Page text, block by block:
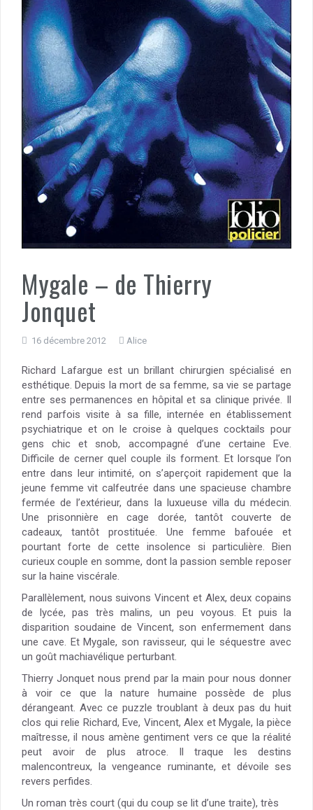
Mygale – de Thierry
Jonquet
16 décembre 2012 Alice
Richard Lafargue est un brillant chirurgien spécialisé en
esthétique. Depuis la mort de sa femme, sa vie se partage
entre ses permanences en hôpital et sa clinique privée. Il
rend parfois visite à sa fille, internée en établissement
psychiatrique et on le croise à quelques cocktails pour
gens chic et snob, accompagné d’une certaine Eve.
Difficile de cerner quel couple ils forment. Et lorsque l’on
entre dans leur intimité, on s’aperçoit rapidement que la
jeune femme vit calfeutrée dans une spacieuse chambre
fermée de l’extérieur, dans la luxueuse villa du médecin.
Une prisonnière en cage dorée, tantôt couverte de
cadeaux, tantôt prostituée. Une femme bafouée et
pourtant forte de cette insolence si particulière. Bien
curieux couple en somme, dont la passion semble reposer
sur la haine viscérale.
Parallèlement, nous suivons Vincent et Alex, deux copains
de lycée, pas très malins, un peu voyous. Et puis la
disparition soudaine de Vincent, son enfermement dans
une cave. Et Mygale, son ravisseur, qui le séquestre avec
un goût machiavélique perturbant.
Thierry Jonquet nous prend par la main pour nous donner
à voir ce que la nature humaine possède de plus
dérangeant. Avec ce puzzle troublant à deux pas du huit
clos qui relie Richard, Eve, Vincent, Alex et Mygale, la pièce
maîtresse, il nous amène gentiment vers ce que la réalité
peut avoir de plus atroce. Il traque les destins
malencontreux, la vengeance ruminante, et dévoile ses
revers perfides.
Un roman très court (qui du coup se lit d’une traite), très